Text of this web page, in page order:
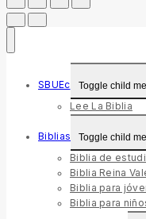
SBUEc Toggle child
Lee La Biblia
Biblias Toggle child
Biblia de
Biblia Reina
Biblia para
Biblia para